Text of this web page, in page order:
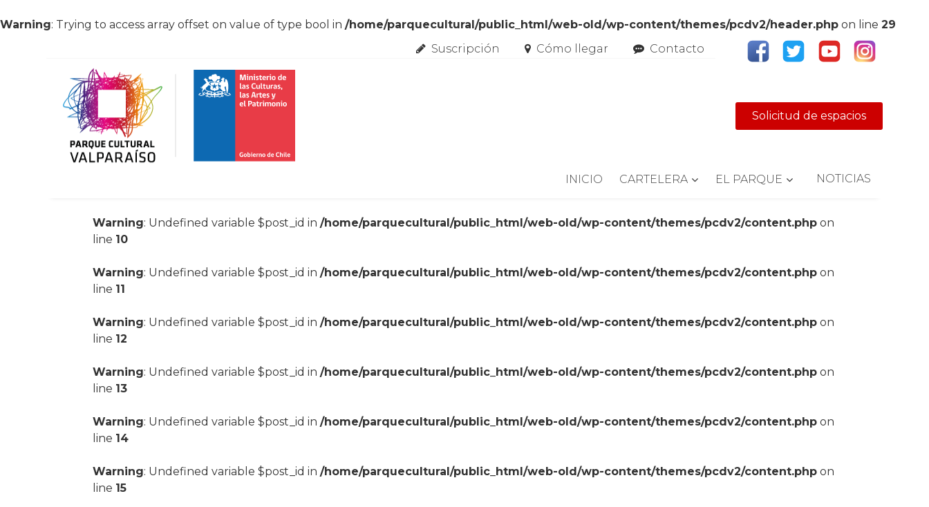
Warning: Trying to access array offset on value of type bool in /home/parquecultural/public_html/web-old/wp-content/themes/pcdv2/header.php on line 29
Suscripción
Cómo llegar Contacto
Solicitud de espacios
INICIO CARTELERA EL PARQUE NOTICIAS
Warning: Undefined variable $post_id in/home/parquecultural/public_html/web-old/wp-content/themes/pcdv2/content.php on
line 10
Warning: Undefined variable $post_id in/home/parquecultural/public_html/web-old/wp-content/themes/pcdv2/content.php on
line 11
Warning: Undefined variable $post_id in/home/parquecultural/public_html/web-old/wp-content/themes/pcdv2/content.php on
line 12
Warning: Undefined variable $post_id in/home/parquecultural/public_html/web-old/wp-content/themes/pcdv2/content.php on
line 13
Warning: Undefined variable $post_id in/home/parquecultural/public_html/web-old/wp-content/themes/pcdv2/content.php on
line 14
Warning: Undefined variable $post_id in/home/parquecultural/public_html/web-old/wp-content/themes/pcdv2/content.php on
line 15